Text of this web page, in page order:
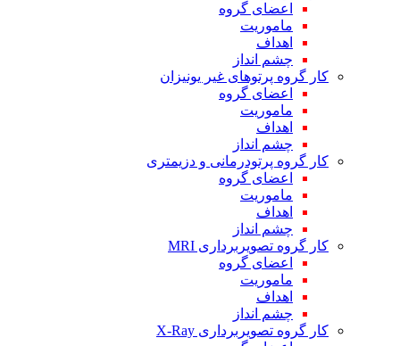
اعضای گروه
ماموریت
اهداف
چشم انداز
کار گروه پرتوهای غیر یونیزان
اعضای گروه
ماموریت
اهداف
چشم انداز
کار گروه پرتودرمانی و دزیمتری
اعضای گروه
ماموریت
اهداف
چشم انداز
کار گروه تصویربرداری MRI
اعضای گروه
ماموریت
اهداف
چشم انداز
کار گروه تصویربرداری X-Ray